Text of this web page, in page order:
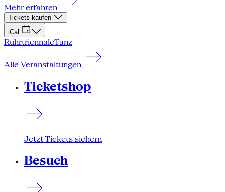
Mehr erfahren
Tickets kaufen
iCal
RuhrtriennaleTanz
Alle Veranstaltungen
Ticketshop
Jetzt Tickets sichern
Besuch